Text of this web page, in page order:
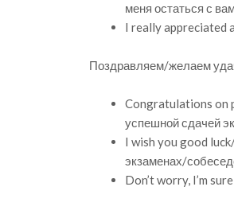
меня остаться с
I really appreciated
Поздравляем/желаем
Congratulations on
успешной сдачей
I wish you good
экзаменах/
Don’t worry, I’m